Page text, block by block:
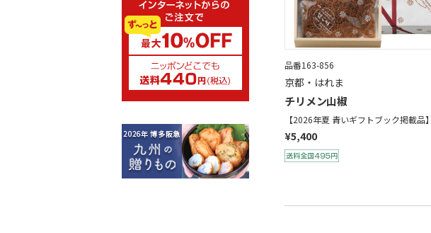
品番163-856
京都・はれま
チリメン山椒
【2026年夏 青いギフトブック掲載品】
¥5,400